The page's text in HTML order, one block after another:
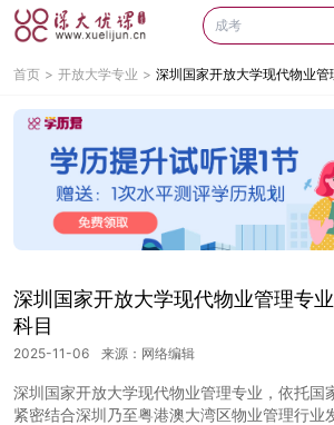
首页 开放大学专业 深圳国家开放大学现代物业管
深圳国家开放大学现代物业管理专
科目
2025-11-06 来源：网络编辑
深圳国家开放大学现代物业管理专业，依托国
紧密结合深圳乃至粤港澳大湾区物业管理行业